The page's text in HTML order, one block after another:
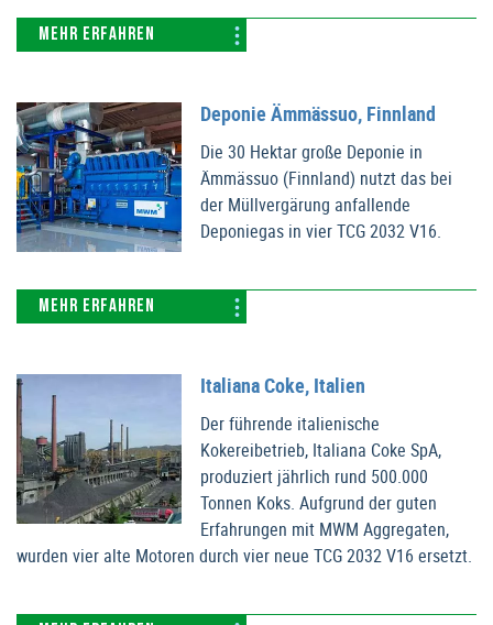
MEHR ERFAHREN
Deponie Ämmässuo, Finnland
Die 30 Hektar große Deponie in
Ämmässuo (Finnland) nutzt das bei
der Müllvergärung anfallende
Deponiegas in vier TCG 2032 V16.
MEHR ERFAHREN
Italiana Coke, Italien
Der führende italienische
Kokereibetrieb, Italiana Coke SpA,
produziert jährlich rund 500.000
Tonnen Koks. Aufgrund der guten
Erfahrungen mit MWM Aggregaten,
wurden vier alte Motoren durch vier neue TCG 2032 V16 ersetzt.